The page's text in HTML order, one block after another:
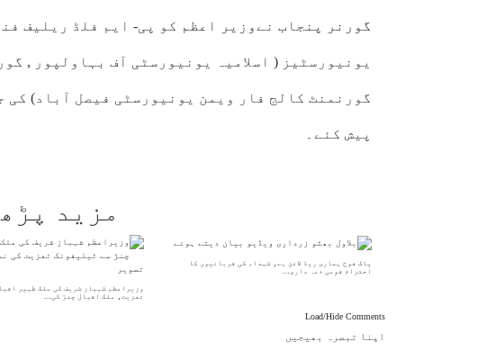
گورنر پنجاب نے وزیر اعظم کو پی- ایم فلڈ ریلیف
یونیورسٹیز ( اسلامیہ یونیورسٹی آف بہاولپور ,
گورنمنٹ کالج فار ویمن یونیورسٹی فیصل آباد) کی
پیش کئے۔
مزید
وزیراعظم شہباز شریف کی ملک ظہیر
تعزیت، ملک اقبال چنڑ کی…
پاک فوج ہماری ریڈ لائن ہے، شہداء کی قربانیوں کا
احترام قومی ذمہ داری…
Load/Hide Comments
اپنا تبصرہ بھیجیں